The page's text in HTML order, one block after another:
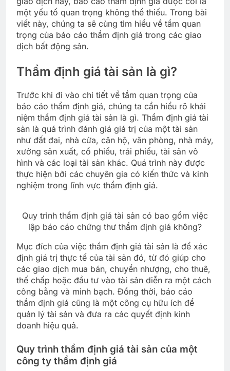
một yếu tố quan trọng không thể thiếu. Trong bài
viết này, chúng ta sẽ cùng tìm hiểu về tầm quan
trọng của báo cáo thẩm định giá trong các giao
dịch bất động sản.
Thẩm định giá tài sản là gì?
Trước khi đi vào chi tiết về tầm quan trọng của
báo cáo thẩm định giá, chúng ta cần hiểu rõ khái
niệm thẩm định giá tài sản là gì. Thẩm định giá tài
sản là quá trình đánh giá giá trị của một tài sản
như đất đai, nhà cửa, căn hộ, văn phòng, nhà máy,
xưởng sản xuất, cổ phiếu, trái phiếu, tài sản vô
hình và các loại tài sản khác. Quá trình này được
thực hiện bởi các chuyên gia có kiến thức và kinh
nghiệm trong lĩnh vực thẩm định giá.
Quy trình thẩm định giá tài sản có bao gồm việc
lập báo cáo chứng thư thẩm định giá không?
Mục đích của việc thẩm định giá tài sản là để xác
định giá trị thực tế của tài sản đó, từ đó giúp cho
các giao dịch mua bán, chuyển nhượng, cho thuê,
thế chấp hoặc đầu tư vào tài sản diễn ra một cách
công bằng và minh bạch. Đồng thời, báo cáo
thẩm định giá cũng là một công cụ hữu ích để
quản lý tài sản và đưa ra các quyết định kinh
doanh hiệu quả.
Quy trình thẩm định giá tài sản của một
công ty thẩm định giá